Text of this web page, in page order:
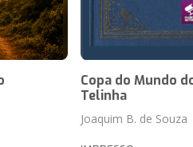
Copa do Mundo
Telinha
Joaquim B. de Souza